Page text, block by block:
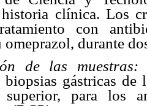
historia clínica. Los
con
durante
de las muestras:
biopsias gástricas de
superior, para los